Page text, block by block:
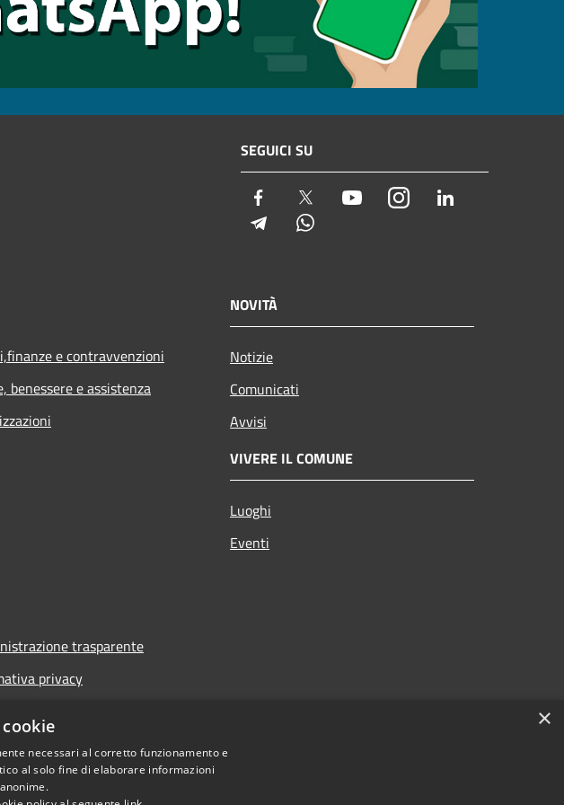
SEGUICI SU
Facebook Twitter YoutubeInstagram
Telegram
e contravvenzioni
benessere e assistenza
NOVITÀ
Notizie
Comunicati
Avvisi
VIVERE IL COMUNE
Luoghi
Eventi
trasparente
privacy
×
necessari al corretto funzionamento e
al solo fine di elaborare informazioni